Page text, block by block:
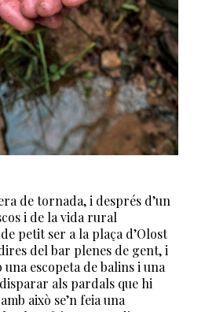
de tornada, i després d’un
i de la vida rural
petit ser a la plaça d’Olost
del bar plenes de gent, i
escopeta de balins i una
als pardals que hi
això se’n feia una